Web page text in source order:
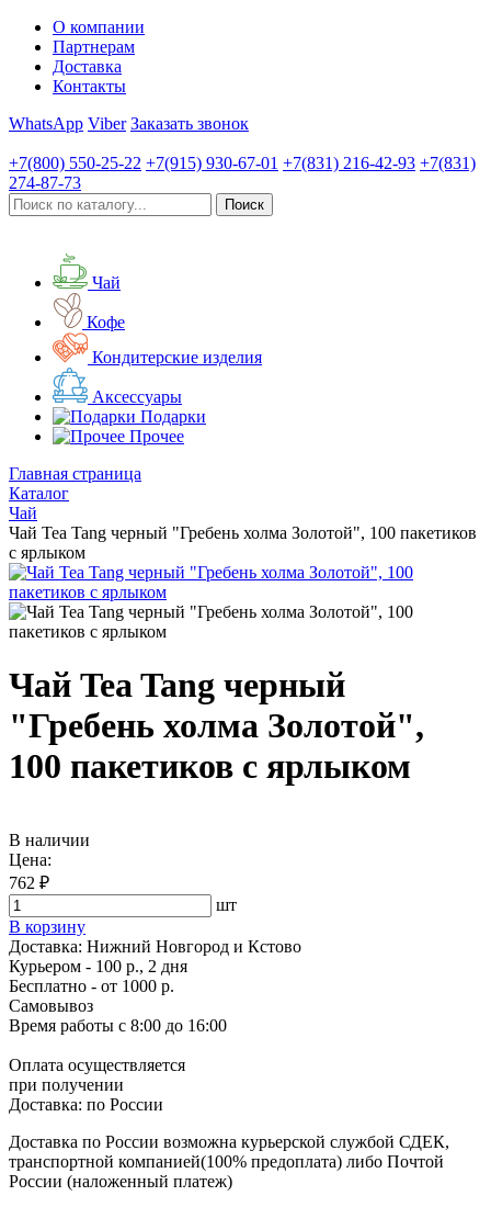
О компании
Партнерам
Доставка
Контакты
WhatsApp Viber Заказать звонок
+7(800) 550-25-22 +7(915) 930-67-01 +7(831) 216-42-93 +7(831)
274-87-73
Чай
Кофе
Кондитерские изделия
Аксессуары
Подарки
Прочее
Главная страница
Каталог
Чай
Чай Tea Tang черный "Гребень холма Золотой", 100 пакетиков
с ярлыком
Чай Tea Tang черный
"Гребень холма Золотой",
100 пакетиков с ярлыком
В наличии
Цена:
762 ₽
шт
В корзину
Доставка: Нижний Новгород и Кстово
Курьером - 100 р., 2 дня
Бесплатно - от 1000 р.
Самовывоз
Время работы с 8:00 до 16:00
Оплата осуществляется
при получении
Доставка: по России
Доставка по России возможна курьерской службой СДЕК,
транспортной компанией(100% предоплата) либо Почтой
России (наложенный платеж)